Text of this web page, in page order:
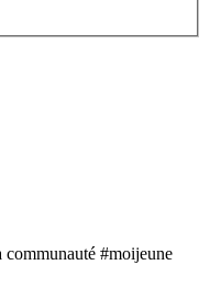
communauté #moijeune